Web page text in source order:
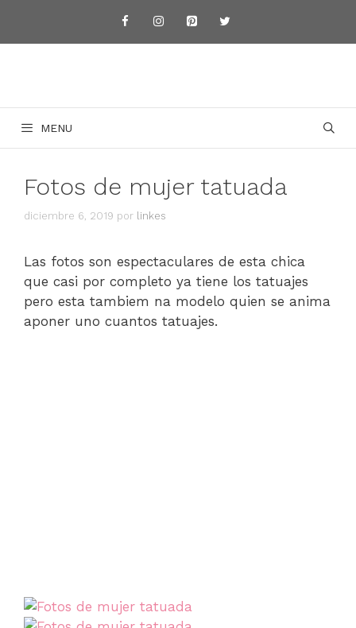
contenido
MENU
Fotos de mujer tatuada
diciembre 6, 2019 por linkes
Las fotos son espectaculares de esta chica
que casi por completo ya tiene los tatuajes
pero esta tambiem na modelo quien se anima
aponer uno cuantos tatuajes.